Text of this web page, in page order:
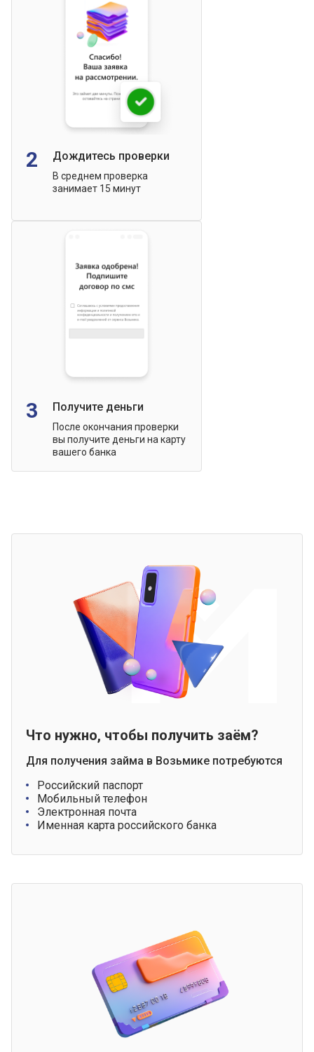
2 Дождитесь проверки
В среднем проверка
занимает 15 минут
3 Получите деньги
После окончания проверки
вы получите деньги на карту
вашего банка
Что нужно, чтобы получить заём?
Для получения займа в Возьмике потребуются
Российский паспорт
Мобильный телефон
Электронная почта
Именная карта российского банка